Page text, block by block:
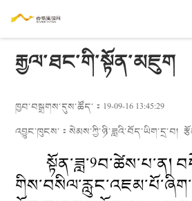
རྒྱལ་ཐང་གི་སྟོན་མཇུག
ཁྱབ་བསྒྲགས་དུས་ཚོད་：19-09-16 13:45:29
འབྱུང་ཁུངས་：སེམས་ཀྱི་ཉི་ཟླའི་བོད་ཡིག་དྲ་བ།
སྟོན་ཟླ་9བ་ཚེས་པ་ན།